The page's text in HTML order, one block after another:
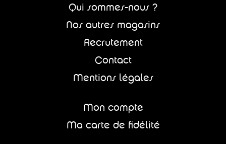
Qui sommes-nous ?
Nos autres magasins
Recrutement
Contact
Mentions légales
Mon compte
Ma carte de fidélité